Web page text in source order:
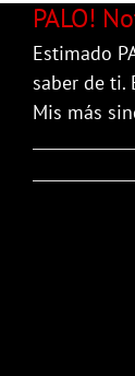
PALO!
Estimado
saber de ti.
Mis más